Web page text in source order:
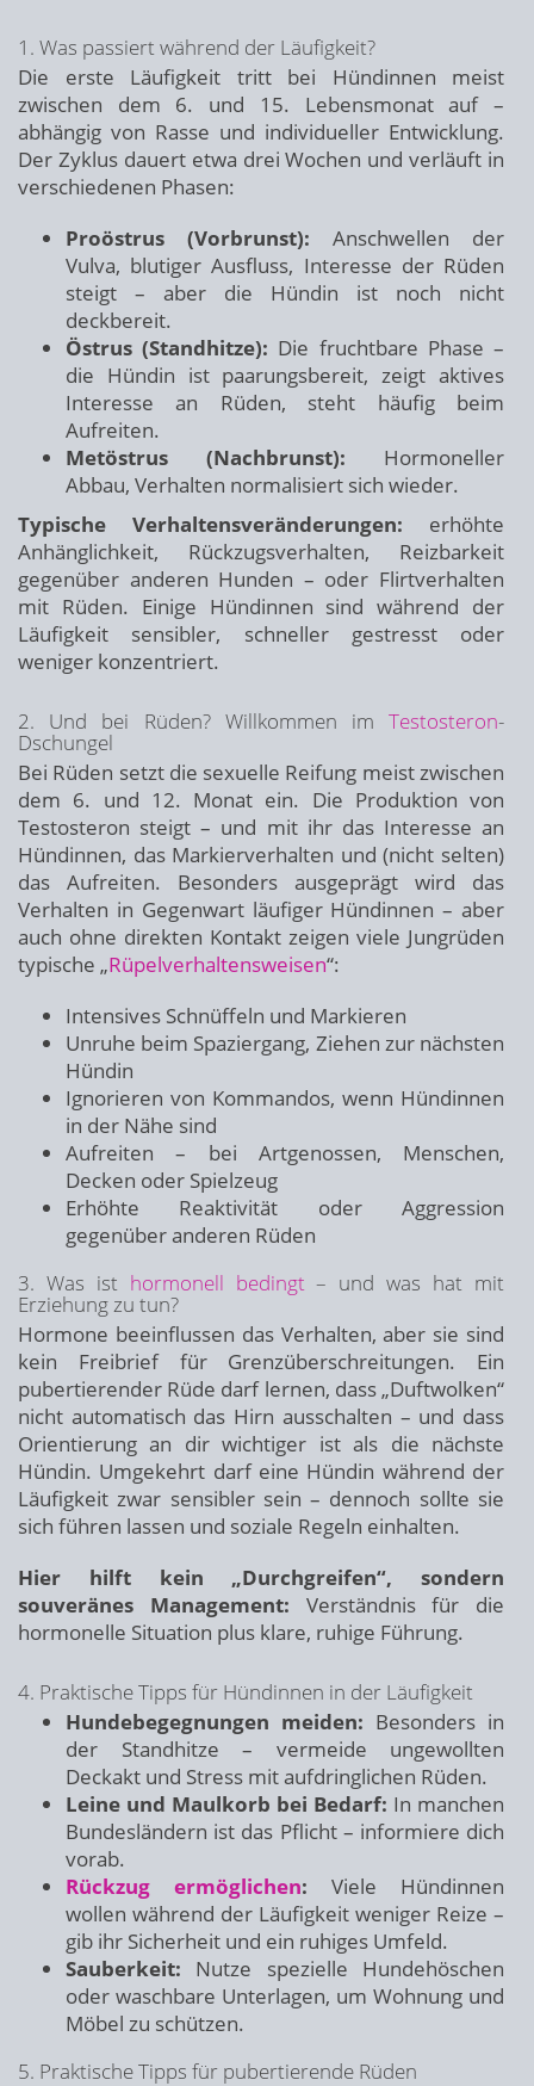
1. Was passiert während der Läufigkeit?
Die erste Läufigkeit tritt bei Hündinnen meist
zwischen dem 6. und 15. Lebensmonat auf –
abhängig von Rasse und individueller Entwicklung.
Der Zyklus dauert etwa drei Wochen und verläuft in
verschiedenen Phasen:
Proöstrus (Vorbrunst): Anschwellen der
Vulva, blutiger Ausfluss, Interesse der Rüden
steigt – aber die Hündin ist noch nicht
deckbereit.
Östrus (Standhitze): Die fruchtbare Phase –
die Hündin ist paarungsbereit, zeigt aktives
Interesse an Rüden, steht häufig beim
Aufreiten.
Metöstrus (Nachbrunst): Hormoneller
Abbau, Verhalten normalisiert sich wieder.
Typische Verhaltensveränderungen: erhöhte
Anhänglichkeit, Rückzugsverhalten, Reizbarkeit
gegenüber anderen Hunden – oder Flirtverhalten
mit Rüden. Einige Hündinnen sind während der
Läufigkeit sensibler, schneller gestresst oder
weniger konzentriert.
2. Und bei Rüden? Willkommen im Testosteron-
Dschungel
Bei Rüden setzt die sexuelle Reifung meist zwischen
dem 6. und 12. Monat ein. Die Produktion von
Testosteron steigt – und mit ihr das Interesse an
Hündinnen, das Markierverhalten und (nicht selten)
das Aufreiten. Besonders ausgeprägt wird das
Verhalten in Gegenwart läufiger Hündinnen – aber
auch ohne direkten Kontakt zeigen viele Jungrüden
typische „Rüpelverhaltensweisen“:
Intensives Schnüffeln und Markieren
Unruhe beim Spaziergang, Ziehen zur nächsten
Hündin
Ignorieren von Kommandos, wenn Hündinnen
in der Nähe sind
Aufreiten – bei Artgenossen, Menschen,
Decken oder Spielzeug
Erhöhte Reaktivität oder Aggression
gegenüber anderen Rüden
3. Was ist hormonell bedingt– und was hat mit
Erziehung zu tun?
Hormone beeinflussen das Verhalten, aber sie sind
kein Freibrief für Grenzüberschreitungen. Ein
pubertierender Rüde darf lernen, dass „Duftwolken“
nicht automatisch das Hirn ausschalten – und dass
Orientierung an dir wichtiger ist als die nächste
Hündin. Umgekehrt darf eine Hündin während der
Läufigkeit zwar sensibler sein – dennoch sollte sie
sich führen lassen und soziale Regeln einhalten.
Hier hilft kein „Durchgreifen“, sondern
souveränes Management: Verständnis für die
hormonelle Situation plus klare, ruhige Führung.
4. Praktische Tipps für Hündinnen in der Läufigkeit
Hundebegegnungen meiden: Besonders in
der Standhitze – vermeide ungewollten
Deckakt und Stress mit aufdringlichen Rüden.
Leine und Maulkorb bei Bedarf: In manchen
Bundesländern ist das Pflicht – informiere dich
vorab.
Rückzug ermöglichen: Viele Hündinnen
wollen während der Läufigkeit weniger Reize –
gib ihr Sicherheit und ein ruhiges Umfeld.
Sauberkeit: Nutze spezielle Hundehöschen
oder waschbare Unterlagen, um Wohnung und
Möbel zu schützen.
5. Praktische Tipps für pubertierende Rüden